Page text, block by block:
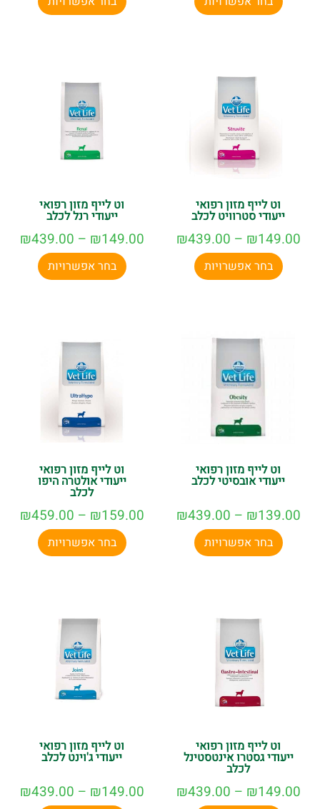
וט לייף מזון רפואי
ייעודי סטרוויט לכלב
₪149.00
–
₪439.00
בחר אפשרויות
וט לייף מזון רפואי
ייעודי רנל לכלב
₪149.00
–
₪439.00
בחר אפשרויות
וט לייף מזון רפואי
ייעודי אובסיטי לכלב
₪139.00
–
₪439.00
בחר אפשרויות
וט לייף מזון רפואי
ייעודי אולטרה היפו
לכלב
₪159.00
–
₪459.00
בחר אפשרויות
וט לייף מזון רפואי
ייעודי גסטרו אינטסטינל
לכלב
₪149.00
–
₪439.00
וט לייף מזון רפואי
ייעודי ג'וינט לכלב
₪149.00
–
₪439.00